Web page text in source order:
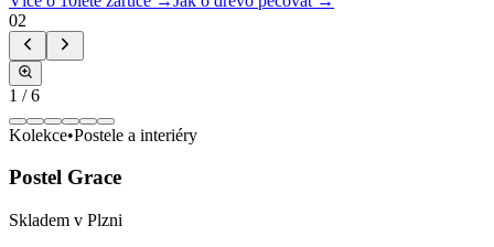
02
1 /6
Kolekce•Postele a interiéry
Postel Grace
Skladem v Plzni